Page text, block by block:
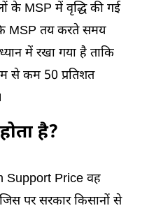
के MSP में वृद्धि की गई
MSP तय करते समय
में रखा गया है ताकि
से कम 50 प्रतिशत
है?
Support Price वह
पर सरकार किसानों से